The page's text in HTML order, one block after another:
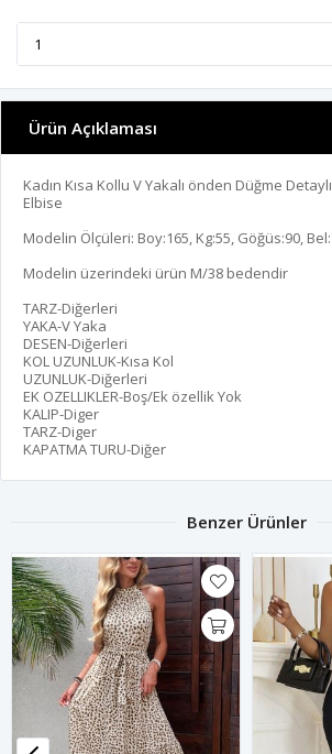
Ürün Açıklaması
Kadın Kısa Kollu V Yakalı önden Düğme
Elbise
Modelin Ölçüleri: Boy:165, Kg:55, Göğüs:90,
Modelin üzerindeki ürün M/38 bedendir
TARZ-Diğerleri
YAKA-V Yaka
DESEN-Diğerleri
KOL UZUNLUK-Kısa Kol
UZUNLUK-Diğerleri
EK OZELLIKLER-Boş/Ek özellik Yok
KALIP-Diger
TARZ-Diger
KAPATMA TURU-Diğer
Benzer Ürünler